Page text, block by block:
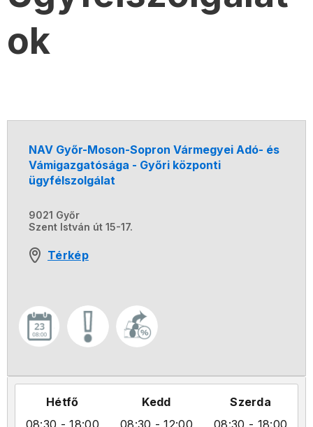
ok
NAV Győr-Moson-Sopron Vármegyei Adó- és
Vámigazgatósága - Győri központi
ügyfélszolgálat
9021 Győr
Szent István út 15-17.
Térkép
Hétfő
08:30 - 18:00
Kedd
08:30 - 12:00
Szerda
08:30 - 18:00